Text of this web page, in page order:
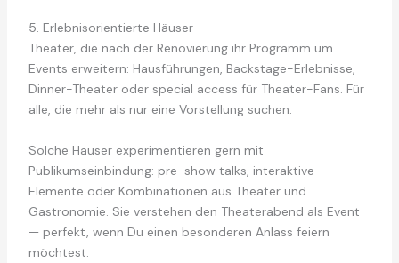
5. Erlebnisorientierte Häuser
Theater, die nach der Renovierung ihr Programm um
Events erweitern: Hausführungen, Backstage-Erlebnisse,
Dinner-Theater oder special access für Theater-Fans. Für
alle, die mehr als nur eine Vorstellung suchen.
Solche Häuser experimentieren gern mit
Publikumseinbindung: pre-show talks, interaktive
Elemente oder Kombinationen aus Theater und
Gastronomie. Sie verstehen den Theaterabend als Event
— perfekt, wenn Du einen besonderen Anlass feiern
möchtest.